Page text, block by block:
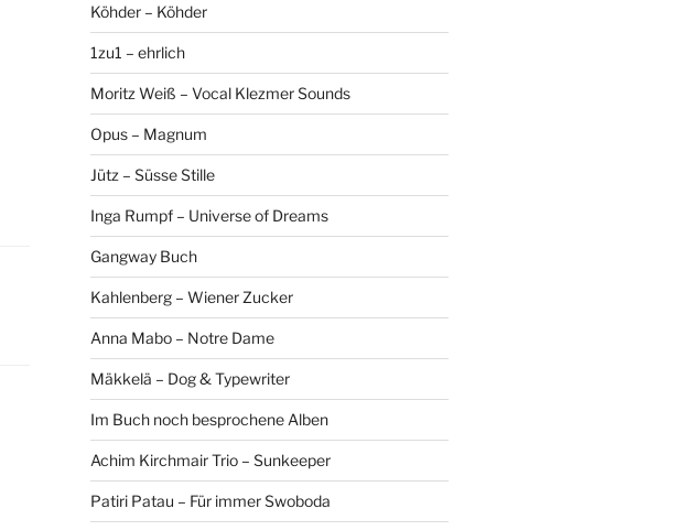
Köhder – Köhder
1zu1 – ehrlich
Moritz Weiß – Vocal Klezmer Sounds
Opus – Magnum
Jütz – Süsse Stille
Inga Rumpf – Universe of Dreams
Gangway Buch
Kahlenberg – Wiener Zucker
Anna Mabo – Notre Dame
Mäkkelä – Dog & Typewriter
Im Buch noch besprochene Alben
Achim Kirchmair Trio – Sunkeeper
Patiri Patau – Für immer Swoboda